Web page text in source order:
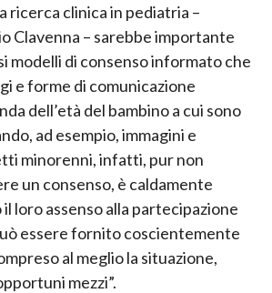
ricerca clinica in pediatria –
Clavenna – sarebbe importante
modelli di consenso informato che
e forme di comunicazione
dell’età del bambino a cui sono
ad esempio, immagini e
minorenni, infatti, pur non
un consenso, è caldamente
loro assenso alla partecipazione
essere fornito coscientemente
al meglio la situazione,
mezzi”.